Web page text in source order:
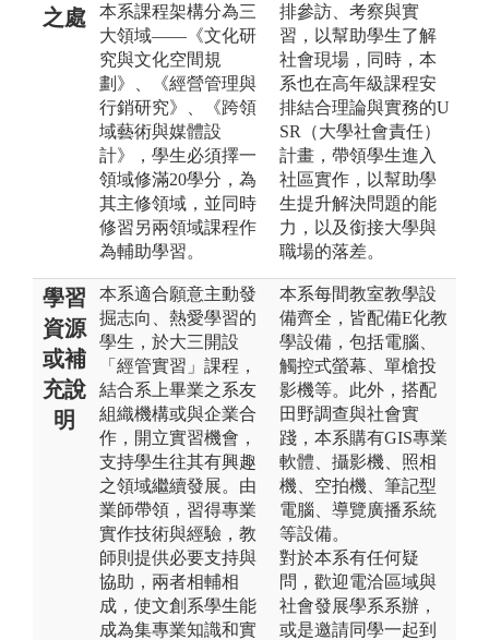
之處
本系課程架構分為三
大領域——《文化研
究與文化空間規
劃》、《經營管理與
行銷研究》、《跨領
域藝術與媒體設
計》，學生必須擇一
領域修滿20學分，為
其主修領域，並同時
修習另兩領域課程作
為輔助學習。
排參訪、考察與實
習，以幫助學生了解
社會現場，同時，本
系也在高年級課程安
排結合理論與實務的U
SR（大學社會責任）
計畫，帶領學生進入
社區實作，以幫助學
生提升解決問題的能
力，以及銜接大學與
職場的落差。
學習
資源
或補
充說
明
本系適合願意主動發
掘志向、熱愛學習的
學生，於大三開設
「經管實習」課程，
結合系上畢業之系友
組織機構或與企業合
作，開立實習機會，
支持學生往其有興趣
之領域繼續發展。由
業師帶領，習得專業
實作技術與經驗，教
師則提供必要支持與
協助，兩者相輔相
成，使文創系學生能
成為集專業知識和實
本系每間教室教學設
備齊全，皆配備E化教
學設備，包括電腦、
觸控式螢幕、單槍投
影機等。此外，搭配
田野調查與社會實
踐，本系購有GIS專業
軟體、攝影機、照相
機、空拍機、筆記型
電腦、導覽廣播系統
等設備。
對於本系有任何疑
問，歡迎電洽區域與
社會發展學系系辦，
或是邀請同學一起到